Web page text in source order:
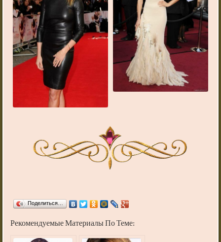
Поделиться…
Рекомендуемые Материалы По Теме: